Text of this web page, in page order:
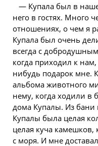
— Купала был в
него в гостях. Много
отношениях, о чем я
Купала был очень
всегда с
когда приходил к
нибудь подарок мне.
альбома животного
нему, когда ходили в
дома Купалы. Из
Купалы была целая
целая куча
с моря. И мне